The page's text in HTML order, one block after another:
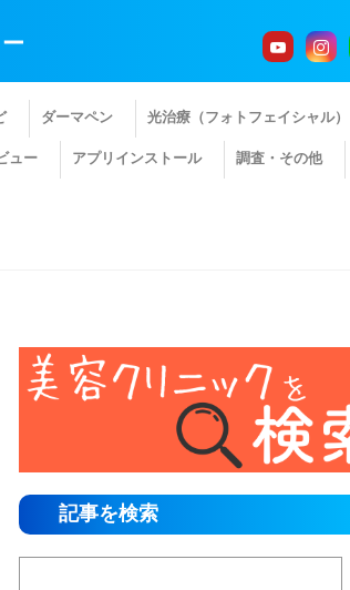
ダーマペン 光治療（フォトフェイシャル）
ュー アプリインストール 調査・その他
記事を検索